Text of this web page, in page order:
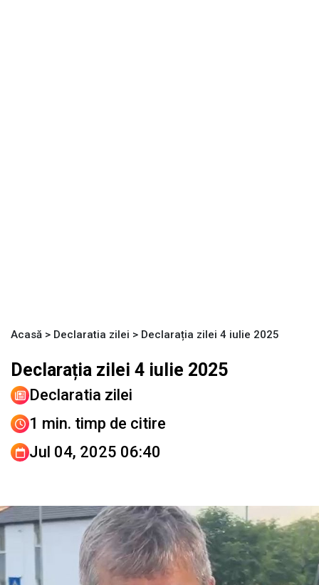
Acasă > Declaratia zilei > Declarația zilei 4 iulie 2025
Declarația zilei 4 iulie 2025
Declaratia zilei
1 min. timp de citire
Jul 04, 2025 06:40